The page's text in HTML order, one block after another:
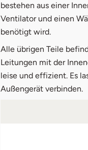
bestehen aus einer
Ventilator und einen
benötigt wird.
Alle übrigen Teile
Leitungen mit der
leise und effizient. Es
Außengerät verbinden.